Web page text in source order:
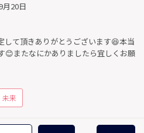
月20日
😊またなにかありましたら宜しくお願
未来